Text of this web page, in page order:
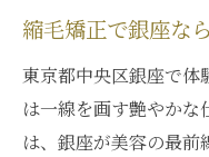
縮毛矯正で
髪質改善と
縮毛矯正で
縮毛矯正で銀座な
東京都中央区銀座で体
は一線を画す艶やかな
は、銀座が美容の最